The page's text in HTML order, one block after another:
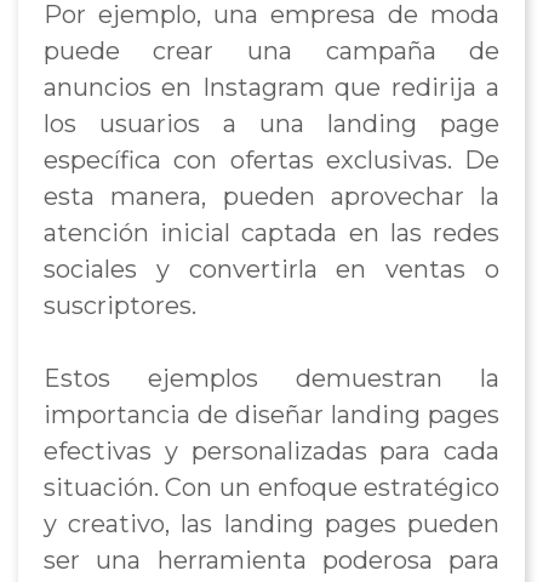
Por ejemplo, una empresa de moda
puede crear una campaña de
anuncios en Instagram que redirija a
los usuarios a una landing page
específica con ofertas exclusivas. De
esta manera, pueden aprovechar la
atención inicial captada en las redes
sociales y convertirla en ventas o
suscriptores.
Estos ejemplos demuestran la
importancia de diseñar landing pages
efectivas y personalizadas para cada
situación. Con un enfoque estratégico
y creativo, las landing pages pueden
ser una herramienta poderosa para